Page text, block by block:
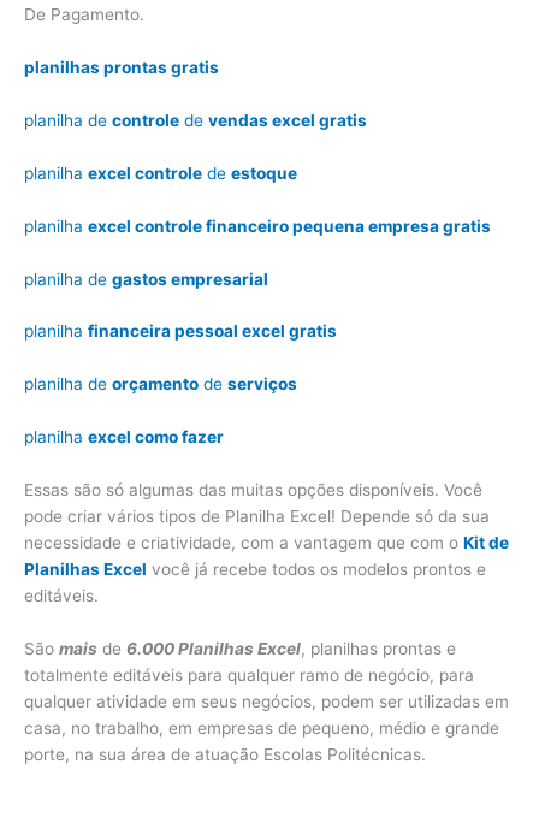
De Pagamento.
planilhas prontas gratis
planilha de controle de vendas excel gratis
planilha excel controle de estoque
planilha excel controle financeiro pequena empresa gratis
planilha de gastos empresarial
planilha financeira pessoal excel gratis
planilha de orçamento de serviços
planilha excel como fazer
Essas são só algumas das muitas opções disponíveis. Você
pode criar vários tipos de Planilha Excel! Depende só da sua
necessidade e criatividade, com a vantagem que com o Kit de
Planilhas Excel você já recebe todos os modelos prontos e
editáveis.
São mais de 6.000 Planilhas Excel, planilhas prontas e
totalmente editáveis para qualquer ramo de negócio, para
qualquer atividade em seus negócios, podem ser utilizadas em
casa, no trabalho, em empresas de pequeno, médio e grande
porte, na sua área de atuação Escolas Politécnicas.